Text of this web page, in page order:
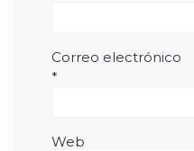
Correo electrónico
*
Web